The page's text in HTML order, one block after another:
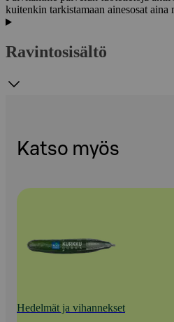
kuitenkin tarkistamaan ainesosat aina
Ravintosisältö
Katso myös
Hedelmät ja vihannekset